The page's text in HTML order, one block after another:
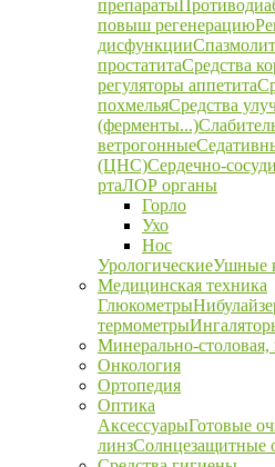
препараты
повыш регенерацию
дисфункции
простатитаСредства
регуляторы аппетита
похмельяСредства
(ферменты...)
ветрогонные
(ЦНС)Сердечно-
ртаЛОР органы
Горло
Ухо
Нос
УрологическиеУшные
Медицинская техника
Глюкометры
термометры
Минерально-столовая,
Онкология
Ортопедия
Оптика
АксессуарыГотовые
линзСолнцезащитные